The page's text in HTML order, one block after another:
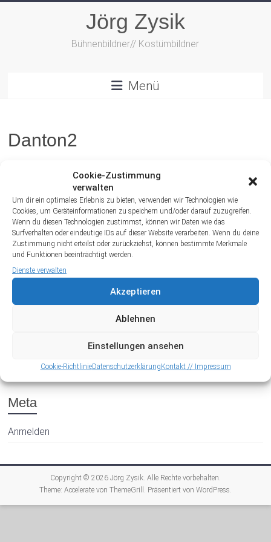
Cookie-Zustimmung
verwalten
Um dir ein optimales Erlebnis zu bieten, verwenden wir Technologien wie
Cookies, um Geräteinformationen zu speichern und/oder darauf zuzugreifen.
Wenn du diesen Technologien zustimmst, können wir Daten wie das
Surfverhalten oder eindeutige IDs auf dieser Website verarbeiten. Wenn du deine
Zustimmung nicht erteilst oder zurückziehst, können bestimmte Merkmale
und Funktionen beeinträchtigt werden.
Dienste verwalten
Akzeptieren
Ablehnen
Einstellungen ansehen
Cookie-RichtlinieDatenschutzerklärung Kontakt // Impressum
Jörg Zysik
Bühnenbildner// Kostümbildner
Menü
Danton2
Meta
Anmelden
Copyright © 2026 Jörg Zysik. Alle Rechte vorbehalten.
Theme: Acceleratevon ThemeGrill. Präsentiert von WordPress.